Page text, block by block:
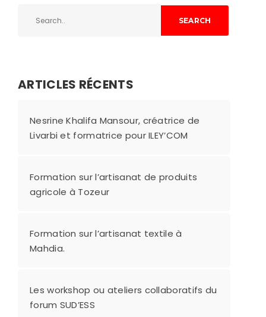
SEARCH
ARTICLES RÉCENTS
Nesrine Khalifa Mansour, créatrice de
Livarbi et formatrice pour ILEY’COM
Formation sur l’artisanat de produits
agricole à Tozeur
Formation sur l’artisanat textile à
Mahdia.
Les workshop ou ateliers collaboratifs du
forum SUD’ESS